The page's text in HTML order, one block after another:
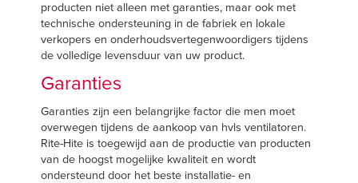
producten niet alleen met garanties, maar ook met
technische ondersteuning in de fabriek en lokale
verkopers en onderhoudsvertegenwoordigers tijdens
de volledige levensduur van uw product.
Garanties
Garanties zijn een belangrijke factor die men moet
overwegen tijdens de aankoop van hvls ventilatoren.
Rite-Hite is toegewijd aan de productie van producten
van de hoogst mogelijke kwaliteit en wordt
ondersteund door het beste installatie- en